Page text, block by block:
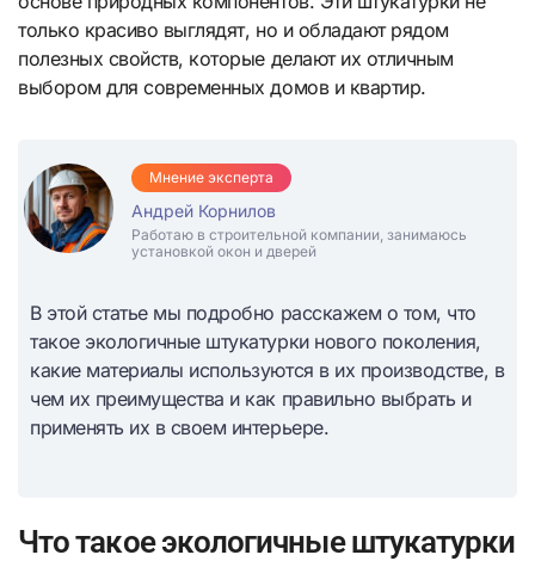
только красиво выглядят, но и обладают рядом
полезных свойств, которые делают их отличным
выбором для современных домов и квартир.
Мнение эксперта
Андрей Корнилов
Работаю в строительной компании, занимаюсь
установкой окон и дверей
В этой статье мы подробно расскажем о том, что
такое экологичные штукатурки нового поколения,
какие материалы используются в их производстве, в
чем их преимущества и как правильно выбрать и
применять их в своем интерьере.
Что такое экологичные штукатурки